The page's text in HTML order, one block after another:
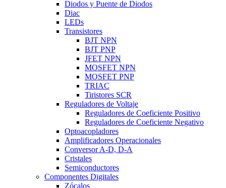
Diodos y Puente de Diodos
Diac
LEDs
Transistores
BJT NPN
BJT PNP
JFET NPN
MOSFET NPN
MOSFET PNP
TRIAC
Tiristores SCR
Reguladores de Voltaje
Reguladores de Coeficiente Positivo
Reguladores de Coeficiente Negativo
Optoacopladores
Amplificadores Operacionales
Conversor A-D, D-A
Cristales
Semiconductores
Componentes Digitales
Zócalos